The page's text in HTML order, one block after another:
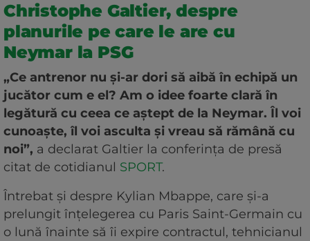
Christophe Galtier, despre
planurile pe care le are cu
Neymar la PSG
„Ce antrenor nu și-ar dori să aibă în echipă un
jucător cum e el? Am o idee foarte clară în
legătură cu ceea ce aștept de la Neymar. Îl voi
cunoaște, îl voi asculta și vreau să rămână cu
noi”, a declarat Galtier la conferința de presă
citat de cotidianul SPORT.
Întrebat și despre Kylian Mbappe, care și-a
prelungit înțelegerea cu Paris Saint-Germain cu
o lună înainte să îi expire contractul, tehnicianul